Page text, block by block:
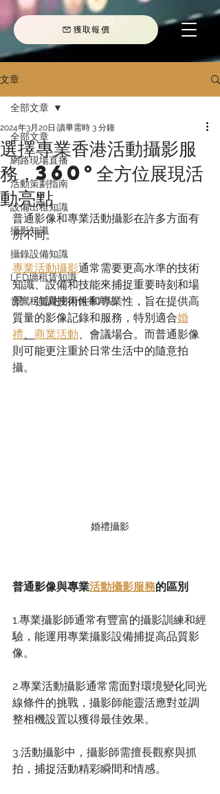
獲取報價
文章
全部文章
網路現場直播
活動策劃指南
設備出租知識
攝影知識
攝錄設備知識
LED墻租賃知識
音響租賃使用與保養方法
全部文章
選擇專業香港活動攝影服
務，360°全方位展現活
動亮點
2024年3月20日 讀畢需時 3 分鐘
普通影像和專業活動攝影在許多方面有
所不同。
專業活動攝影通常需要更高水準的技術
知識、設備和技能來捕捉重要時刻和場
景，強調技術性和專業性，旨在提供高
質量的影像記錄和服務，特別適合婚
禮、 商業活動、會議場合。而普通影像
則可能更注重於日常生活中的隨意拍
攝。
婚禮攝影
普通影像與專業活動攝影服務的區別
1.專業攝影師通常有豐富的攝影訓練和經
驗，能運用專業攝影設備捕捉高品質影
像。
2.專業活動攝影通常需面對環境變化同光
線條件的挑戰，攝影師能靈活應對並調
整相機設置以獲得最佳效果。
3.活動攝影中，攝影師需擅長觀察與抓
拍，捕捉活動精彩瞬間和情感。